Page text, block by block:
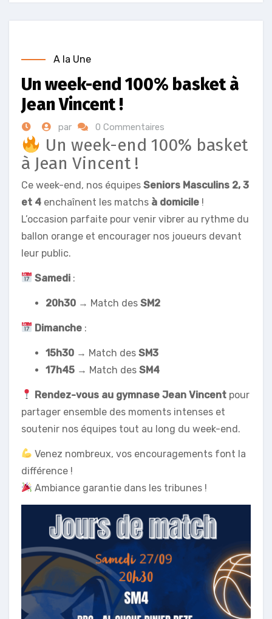
A la Une
Un week-end 100% basket à
Jean Vincent !
par 0 Commentaires
Un week-end 100% basket
à Jean Vincent !
Ce week-end, nos équipes Seniors Masculins 2, 3
et 4 enchaînent les matchs à domicile !
L’occasion parfaite pour venir vibrer au rythme du
ballon orange et encourager nos joueurs devant
leur public.
Samedi :
20h30 → Match des SM2
Dimanche :
15h30 → Match des SM3
17h45 → Match des SM4
Rendez-vous au gymnase Jean Vincent pour
partager ensemble des moments intenses et
soutenir nos équipes tout au long du week-end.
Venez nombreux, vos encouragements font la
différence !
Ambiance garantie dans les tribunes !